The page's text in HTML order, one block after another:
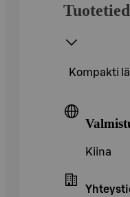
Kompakti
Kiina